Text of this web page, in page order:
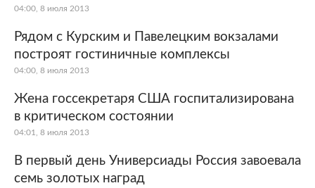
04:00, 8 июля 2013
Рядом с Курским и Павелецким вокзалами
построят гостиничные комплексы
04:00, 8 июля 2013
Жена госсекретаря США госпитализирована
в критическом состоянии
04:01, 8 июля 2013
В первый день Универсиады Россия завоевала
семь золотых наград